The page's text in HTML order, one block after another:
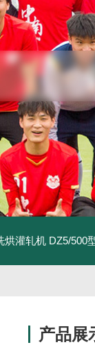
烘灌轧机 DZ5/500
产品展